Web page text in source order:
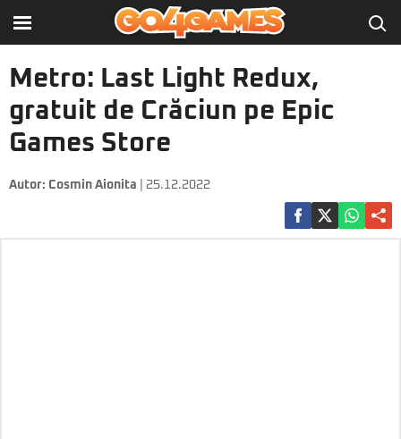
Metro: Last Light Redux,
gratuit de Crăciun pe Epic
Games Store
Autor: Cosmin Aionita | 25.12.2022